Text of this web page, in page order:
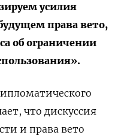
усилия
права вето,
об ограничении
что дискуссия
и права вето